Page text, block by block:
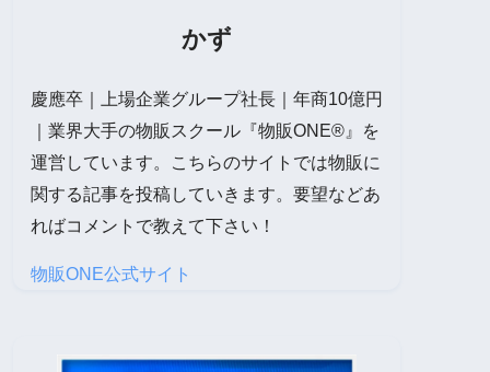
かず
慶應卒｜上場企業グループ社長｜年商10億円
｜業界大手の物販スクール『物販ONE®』を
運営しています。こちらのサイトでは物販に
関する記事を投稿していきます。要望などあ
ればコメントで教えて下さい！
物販ONE公式サイト